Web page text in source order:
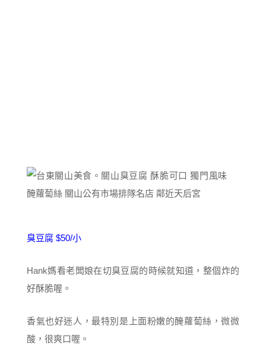
臭豆腐 $50/小
Hank媽看老闆娘在切臭豆腐的時候就知道，整個炸的
好酥脆喔。
香氣也好迷人，最特別是上面粉嫩的醃蘿蔔絲，微微
酸，很爽口喔。